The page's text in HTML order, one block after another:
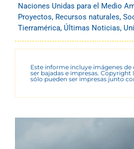
Naciones Unidas para el Medio
Proyectos, Recursos naturales,
Tierramérica, Últimas Noticias,
Este informe incluye imágenes de
ser bajadas e impresas. Copyright
sólo pueden ser impresas junto